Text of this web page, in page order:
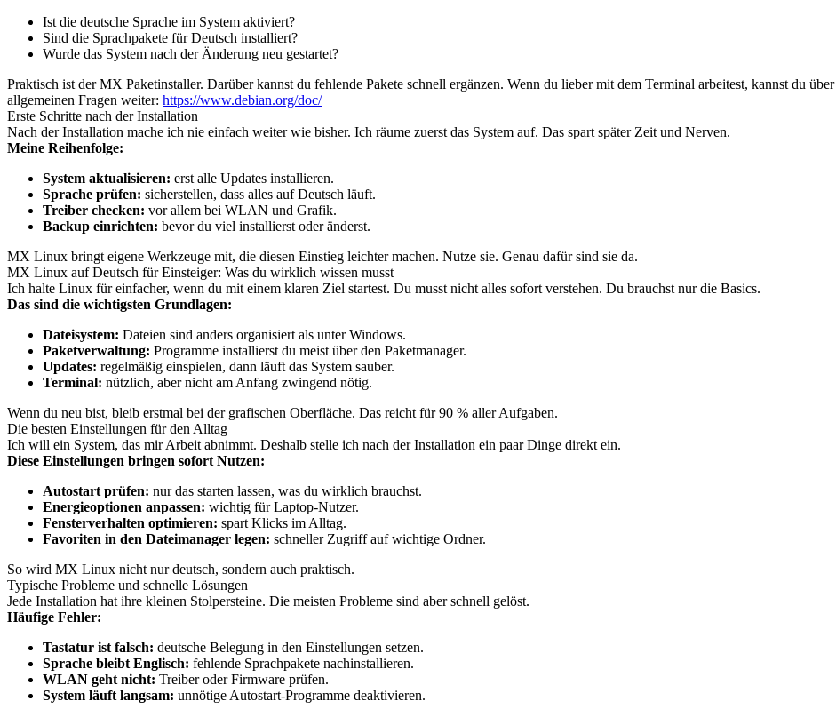
Ist die deutsche Sprache im System aktiviert?
Sind die Sprachpakete für Deutsch installiert?
Wurde das System nach der Änderung neu gestartet?
Praktisch ist der MX Paketinstaller. Darüber kannst du fehlende Pakete schnell ergänzen. Wenn du lieber mit dem Terminal arbeitest, kannst du über
allgemeinen Fragen weiter: https://www.debian.org/doc/
Erste Schritte nach der Installation
Nach der Installation mache ich nie einfach weiter wie bisher. Ich räume zuerst das System auf. Das spart später Zeit und Nerven.
Meine Reihenfolge:
System aktualisieren: erst alle Updates installieren.
Sprache prüfen: sicherstellen, dass alles auf Deutsch läuft.
Treiber checken: vor allem bei WLAN und Grafik.
Backup einrichten: bevor du viel installierst oder änderst.
MX Linux bringt eigene Werkzeuge mit, die diesen Einstieg leichter machen. Nutze sie. Genau dafür sind sie da.
MX Linux auf Deutsch für Einsteiger: Was du wirklich wissen musst
Ich halte Linux für einfacher, wenn du mit einem klaren Ziel startest. Du musst nicht alles sofort verstehen. Du brauchst nur die Basics.
Das sind die wichtigsten Grundlagen:
Dateisystem: Dateien sind anders organisiert als unter Windows.
Paketverwaltung: Programme installierst du meist über den Paketmanager.
Updates: regelmäßig einspielen, dann läuft das System sauber.
Terminal: nützlich, aber nicht am Anfang zwingend nötig.
Wenn du neu bist, bleib erstmal bei der grafischen Oberfläche. Das reicht für 90 % aller Aufgaben.
Die besten Einstellungen für den Alltag
Ich will ein System, das mir Arbeit abnimmt. Deshalb stelle ich nach der Installation ein paar Dinge direkt ein.
Diese Einstellungen bringen sofort Nutzen:
Autostart prüfen: nur das starten lassen, was du wirklich brauchst.
Energieoptionen anpassen: wichtig für Laptop-Nutzer.
Fensterverhalten optimieren: spart Klicks im Alltag.
Favoriten in den Dateimanager legen: schneller Zugriff auf wichtige Ordner.
So wird MX Linux nicht nur deutsch, sondern auch praktisch.
Typische Probleme und schnelle Lösungen
Jede Installation hat ihre kleinen Stolpersteine. Die meisten Probleme sind aber schnell gelöst.
Häufige Fehler:
Tastatur ist falsch: deutsche Belegung in den Einstellungen setzen.
Sprache bleibt Englisch: fehlende Sprachpakete nachinstallieren.
WLAN geht nicht: Treiber oder Firmware prüfen.
System läuft langsam: unnötige Autostart-Programme deaktivieren.